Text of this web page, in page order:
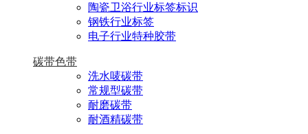
陶瓷卫浴行业标签标识
钢铁行业标签
电子行业特种胶带
碳带色带
洗水唛碳带
常规型碳带
耐磨碳带
耐酒精碳带